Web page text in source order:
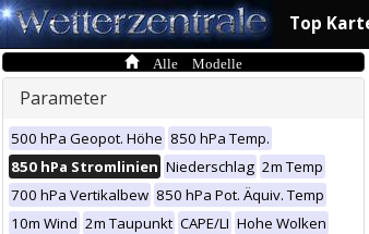
Top
Alle Modelle
Parameter
500 hPa Geopot. Höhe 850 hPa Temp.
850 hPa Stromlinien Niederschlag 2m Temp
700 hPa Vertikalbew 850 hPa Pot. Äquiv. Temp
10m Wind 2m Taupunkt CAPE/LI Hohe Wolken